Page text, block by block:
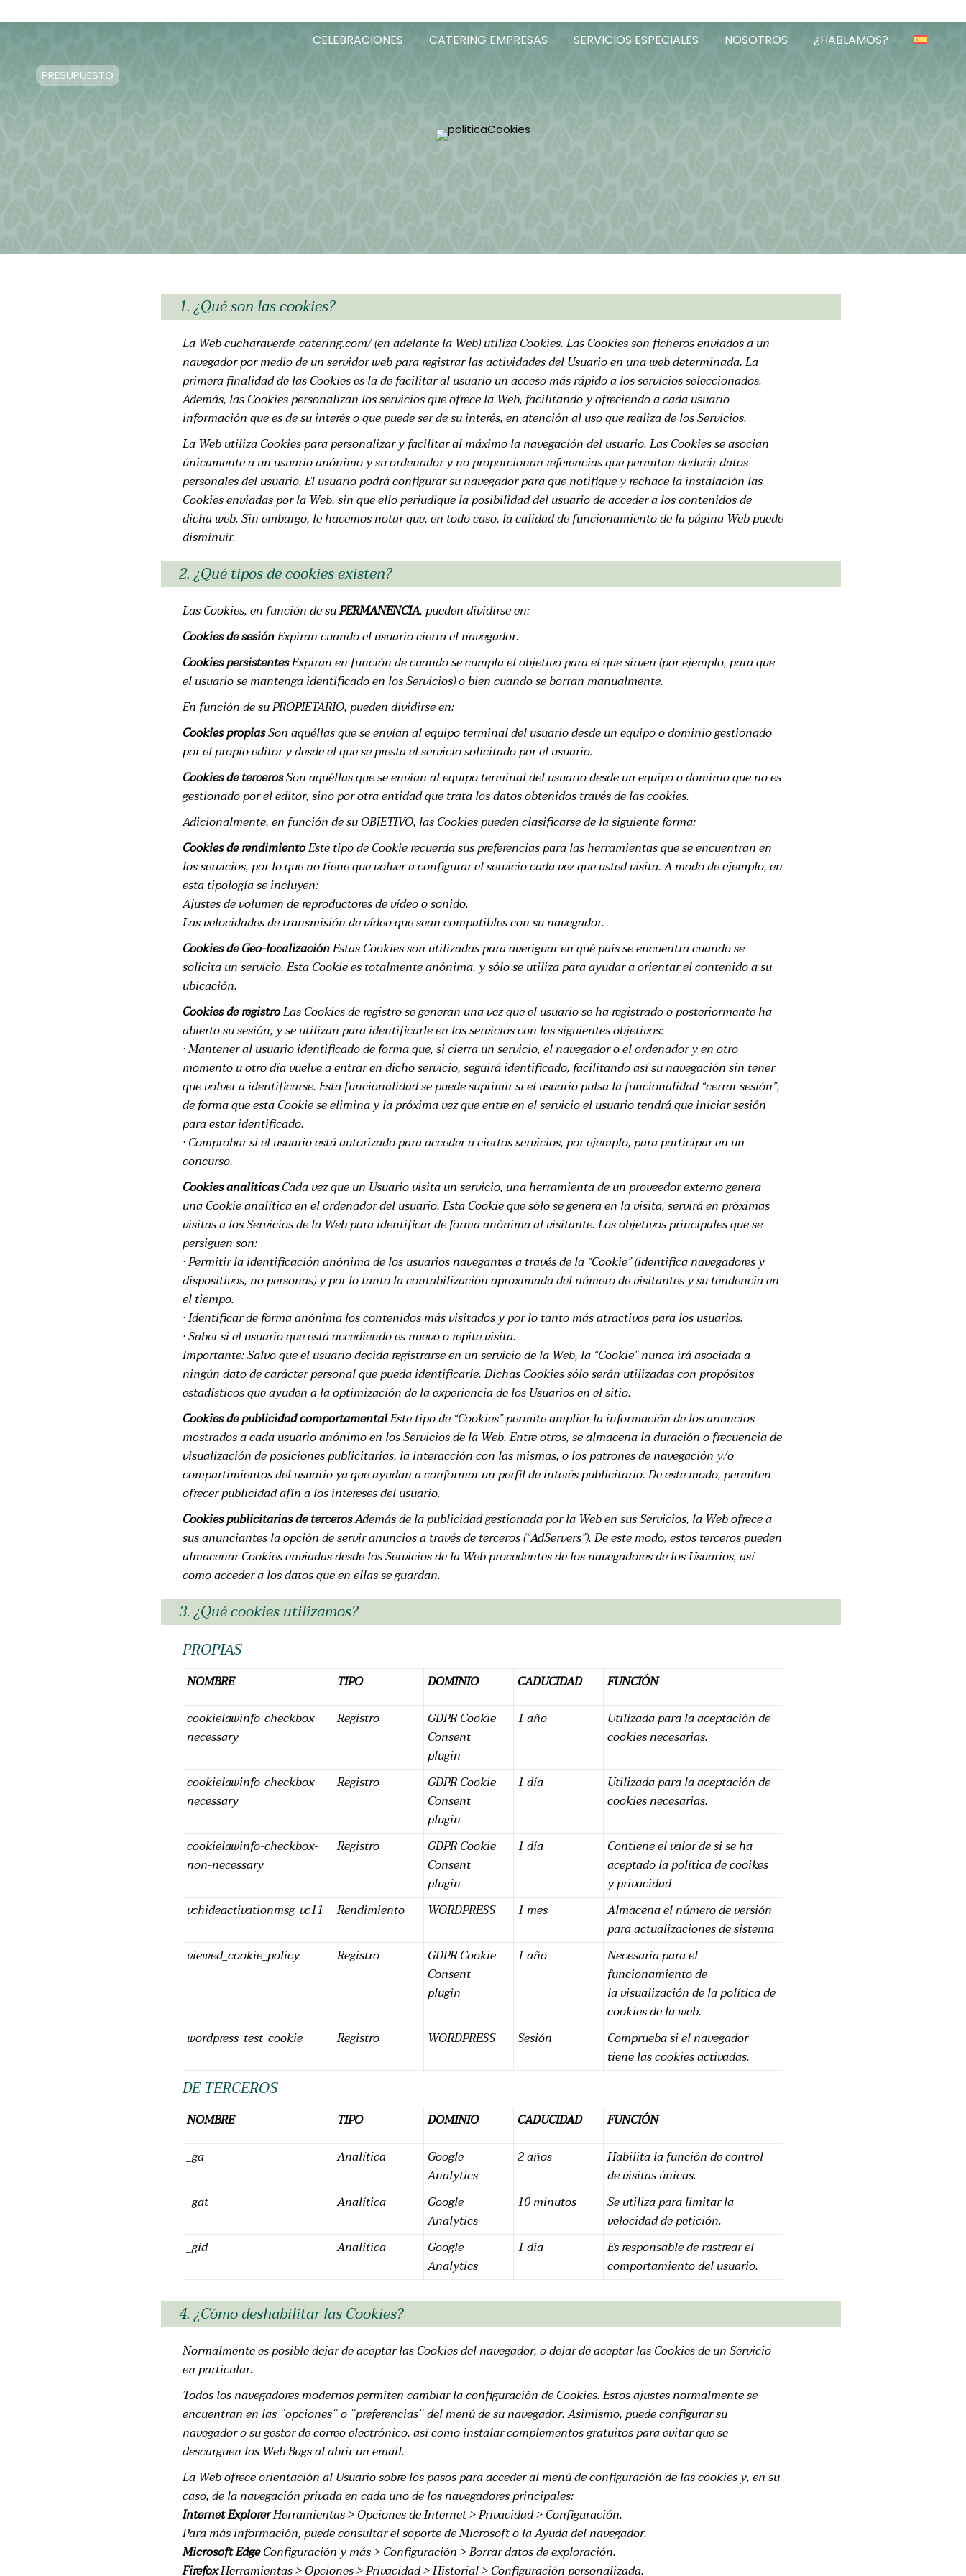
CELEBRACIONES CATERING EMPRESAS SERVICIOS ESPECIALES NOSOTROS ¿HABLAMOS?
PRESUPUESTO
1. ¿Qué son las cookies?
La Web cucharaverde-catering.com/ (en adelante la Web) utiliza Cookies. Las Cookies son ficheros enviados a un
navegador por medio de un servidor web para registrar las actividades del Usuario en una web determinada. La
primera finalidad de las Cookies es la de facilitar al usuario un acceso más rápido a los servicios seleccionados.
Además, las Cookies personalizan los servicios que ofrece la Web, facilitando y ofreciendo a cada usuario
información que es de su interés o que puede ser de su interés, en atención al uso que realiza de los Servicios.
La Web utiliza Cookies para personalizar y facilitar al máximo la navegación del usuario. Las Cookies se asocian
únicamente a un usuario anónimo y su ordenador y no proporcionan referencias que permitan deducir datos
personales del usuario. El usuario podrá configurar su navegador para que notifique y rechace la instalación las
Cookies enviadas por la Web, sin que ello perjudique la posibilidad del usuario de acceder a los contenidos de
dicha web. Sin embargo, le hacemos notar que, en todo caso, la calidad de funcionamiento de la página Web puede
disminuir.
2. ¿Qué tipos de cookies existen?
Las Cookies, en función de suPERMANENCIA, pueden dividirse en:
Cookies de sesiónExpiran cuando el usuario cierra el navegador.
Cookies persistentesExpiran en función de cuando se cumpla el objetivo para el que sirven (por ejemplo, para que
el usuario se mantenga identificado en los Servicios) o bien cuando se borran manualmente.
En función de su PROPIETARIO, pueden dividirse en:
Cookies propiasSon aquéllas que se envían al equipo terminal del usuario desde un equipo o dominio gestionado
por el propio editor y desde el que se presta el servicio solicitado por el usuario.
Cookies de tercerosSon aquéllas que se envían al equipo terminal del usuario desde un equipo o dominio que no es
gestionado por el editor, sino por otra entidad que trata los datos obtenidos través de las cookies.
Adicionalmente, en función de su OBJETIVO, las Cookies pueden clasificarse de la siguiente forma:
Cookies de rendimientoEste tipo de Cookie recuerda sus preferencias para las herramientas que se encuentran en
los servicios, por lo que no tiene que volver a configurar el servicio cada vez que usted visita. A modo de ejemplo, en
esta tipología se incluyen:
Ajustes de volumen de reproductores de vídeo o sonido.
Las velocidades de transmisión de vídeo que sean compatibles con su navegador.
Cookies de Geo-localizaciónEstas Cookies son utilizadas para averiguar en qué país se encuentra cuando se
solicita un servicio. Esta Cookie es totalmente anónima, y sólo se utiliza para ayudar a orientar el contenido a su
ubicación.
Cookies de registroLas Cookies de registro se generan una vez que el usuario se ha registrado o posteriormente ha
abierto su sesión, y se utilizan para identificarle en los servicios con los siguientes objetivos:
· Mantener al usuario identificado de forma que, si cierra un servicio, el navegador o el ordenador y en otro
momento u otro día vuelve a entrar en dicho servicio, seguirá identificado, facilitando así su navegación sin tener
que volver a identificarse. Esta funcionalidad se puede suprimir si el usuario pulsa la funcionalidad “cerrar sesión”,
de forma que esta Cookie se elimina y la próxima vez que entre en el servicio el usuario tendrá que iniciar sesión
para estar identificado.
· Comprobar si el usuario está autorizado para acceder a ciertos servicios, por ejemplo, para participar en un
concurso.
Cookies analíticasCada vez que un Usuario visita un servicio, una herramienta de un proveedor externo genera
una Cookie analítica en el ordenador del usuario. Esta Cookie que sólo se genera en la visita, servirá en próximas
visitas a los Servicios de la Web para identificar de forma anónima al visitante. Los objetivos principales que se
persiguen son:
· Permitir la identificación anónima de los usuarios navegantes a través de la “Cookie” (identifica navegadores y
dispositivos, no personas) y por lo tanto la contabilización aproximada del número de visitantes y su tendencia en
el tiempo.
· Identificar de forma anónima los contenidos más visitados y por lo tanto más atractivos para los usuarios.
· Saber si el usuario que está accediendo es nuevo o repite visita.
Importante: Salvo que el usuario decida registrarse en un servicio de la Web, la “Cookie” nunca irá asociada a
ningún dato de carácter personal que pueda identificarle. Dichas Cookies sólo serán utilizadas con propósitos
estadísticos que ayuden a la optimización de la experiencia de los Usuarios en el sitio.
Cookies de publicidad comportamentalEste tipo de “Cookies” permite ampliar la información de los anuncios
mostrados a cada usuario anónimo en los Servicios de la Web. Entre otros, se almacena la duración o frecuencia de
visualización de posiciones publicitarias, la interacción con las mismas, o los patrones de navegación y/o
compartimientos del usuario ya que ayudan a conformar un perfil de interés publicitario. De este modo, permiten
ofrecer publicidad afín a los intereses del usuario.
Cookies publicitarias de tercerosAdemás de la publicidad gestionada por la Web en sus Servicios, la Web ofrece a
sus anunciantes la opción de servir anuncios a través de terceros (“AdServers”). De este modo, estos terceros pueden
almacenar Cookies enviadas desde los Servicios de la Web procedentes de los navegadores de los Usuarios, así
como acceder a los datos que en ellas se guardan.
3. ¿Qué cookies utilizamos?
PROPIAS
NOMBRE TIPO DOMINIO CADUCIDAD
FUNCIÓN
cookielawinfo-checkbox-
necessary
Registro
GDPR Cookie
Consent
plugin
1 año
Utilizada para la aceptación de
cookies necesarias.
cookielawinfo-checkbox-
necessary
Registro
GDPR Cookie
Consent
plugin
1 día
Utilizada para la aceptación de
cookies necesarias.
cookielawinfo-checkbox-
non-necessary
Registro
GDPR Cookie
Consent
plugin
1 día
Contiene el valor de si se ha
aceptado la política de cooikes
y privacidad
vchideactivationmsg_vc11
Rendimiento WORDPRESS 1 mes
Almacena el número de versión
para actualizaciones de sistema
viewed_cookie_policy
Registro
GDPR Cookie
Consent
plugin
1 año
Necesaria para el
funcionamiento de
la visualización de la política de
cookies de la web.
wordpress_test_cookie
Registro WORDPRESS Sesión
Comprueba si el navegador
tiene lascookiesactivadas.
DE TERCEROS
NOMBRE TIPO DOMINIO CADUCIDAD
FUNCIÓN
_ga
Analítica
Google
Analytics
2 años
Habilita la función de control
de visitas únicas.
_gat
Analítica
Google
Analytics
10 minutos
Se utiliza para limitar la
velocidad de petición.
_gid
Analítica
Google
Analytics
1 día
Es responsable de rastrear el
comportamiento del usuario.
4. ¿Cómo deshabilitar las Cookies?
Normalmente es posible dejar de aceptar las Cookies del navegador, o dejar de aceptar las Cookies de un Servicio
en particular.
Todos los navegadores modernos permiten cambiar la configuración de Cookies. Estos ajustes normalmente se
encuentran en las ¨opciones¨ o ¨preferencias¨ del menú de su navegador. Asimismo, puede configurar su
navegador o su gestor de correo electrónico, así como instalar complementos gratuitos para evitar que se
descarguen los Web Bugs al abrir un email.
La Web ofrece orientación al Usuario sobre los pasos para acceder al menú de configuración de las cookies y, en su
caso, de la navegación privada en cada uno de los navegadores principales:
Internet ExplorerHerramientas > Opciones de Internet > Privacidad > Configuración.
Para más información, puede consultar el soporte de Microsoft o la Ayuda del navegador.
Microsoft EdgeConfiguración y más > Configuración > Borrar datos de exploración.
FirefoxHerramientas > Opciones > Privacidad > Historial > Configuración personalizada.